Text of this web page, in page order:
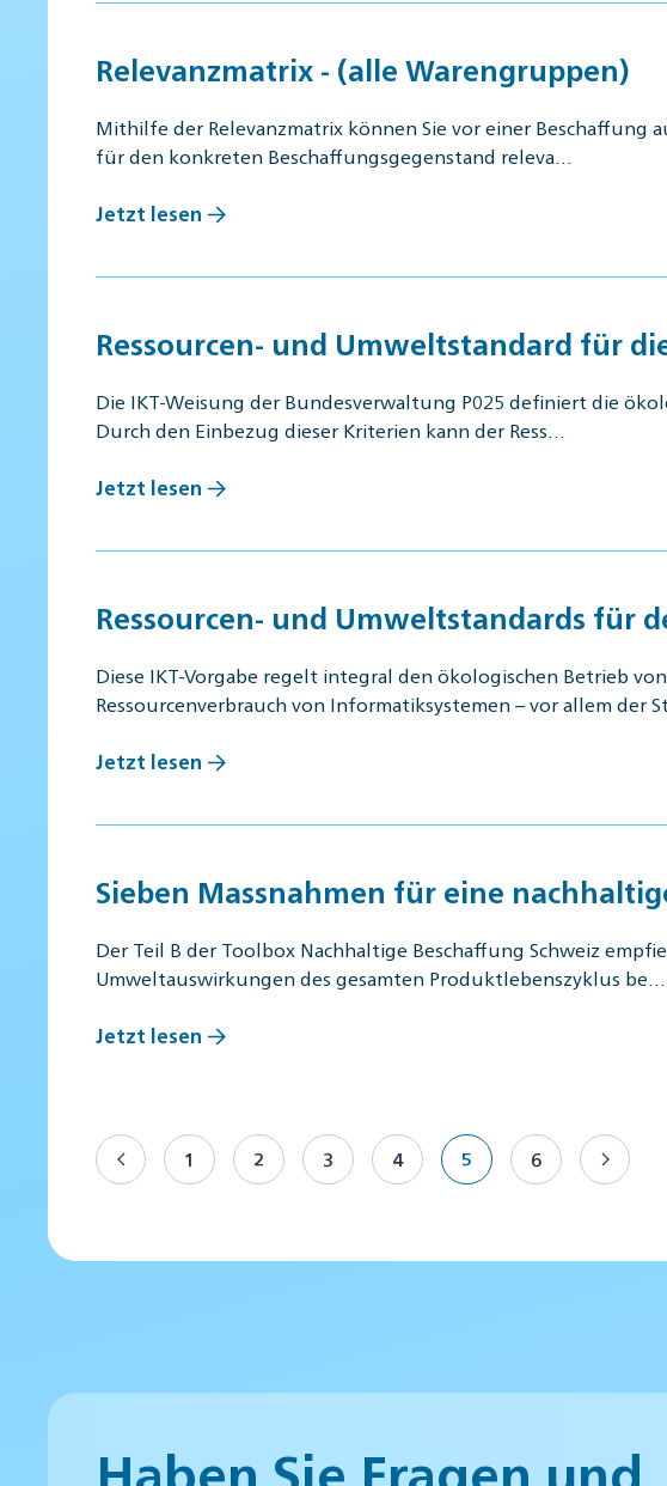
Relevanzmatrix - (alle Warengruppen)
Mithilfe der Relevanzmatrix können Sie vor einer
für den konkreten Beschaffungsgegenstand releva…
Jetzt lesen
Ressourcen- und Umweltstandard für
Die IKT-Weisung der Bundesverwaltung P025 definiert die
Durch den Einbezug dieser Kriterien kann der Ress…
Jetzt lesen
Ressourcen- und Umweltstandards für
Diese IKT-Vorgabe regelt integral den ökologischen Betrieb
Ressourcenverbrauch von Informatiksystemen – vor allem der
Jetzt lesen
Sieben Massnahmen für eine
Der Teil B der Toolbox Nachhaltige Beschaffung Schweiz
Umweltauswirkungen des gesamten Produktlebenszyklus be…
Jetzt lesen
1 2 3 4 5 6
Haben Sie Fragen und